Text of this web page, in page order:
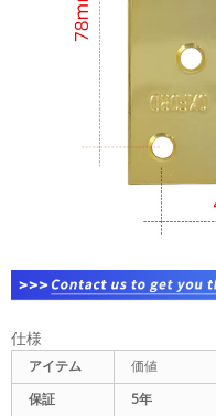
仕様
アイテム
価値
保証
5年